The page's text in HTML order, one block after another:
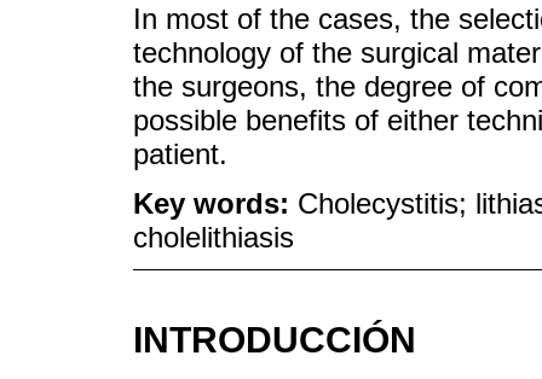
In most of the cases, the
technology of the surgical
the surgeons, the degree of
possible benefits of either
patient.
Key words: Cholecystitis;
cholelithiasis
INTRODUCCIÓN